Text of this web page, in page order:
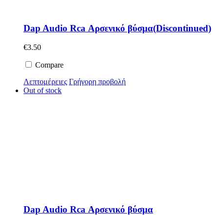
Dap Audio Rca Αρσενικό βύσμα(Discontinued)
€3.50
Compare
Λεπτομέρειες Γρήγορη προβολή
Out of stock
Dap Audio Rca Αρσενικό βύσμα